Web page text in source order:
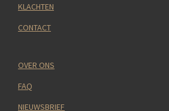
KLACHTEN
CONTACT
OVER ONS
FAQ
NIEUWSBRIEF